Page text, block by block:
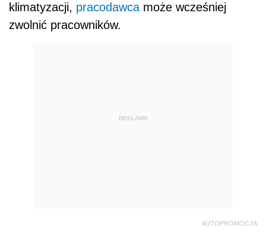
klimatyzacji, pracodawca może wcześniej
zwolnić pracowników.
REKLAMA
AUTOPROMOCJA